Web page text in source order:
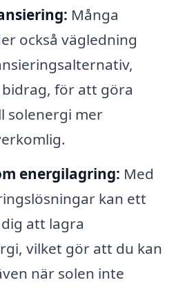
Många
också vägledning
bidrag, för att göra
solenergi mer
energilagring: Med
kan ett
att lagra
vilket gör att du kan
när solen inte